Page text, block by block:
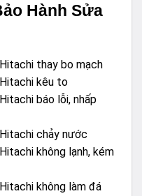
Hành Sửa
thay bo mạch
kêu to
báo lỗi, nhấp
chảy nước
không lạnh, kém
không làm đá